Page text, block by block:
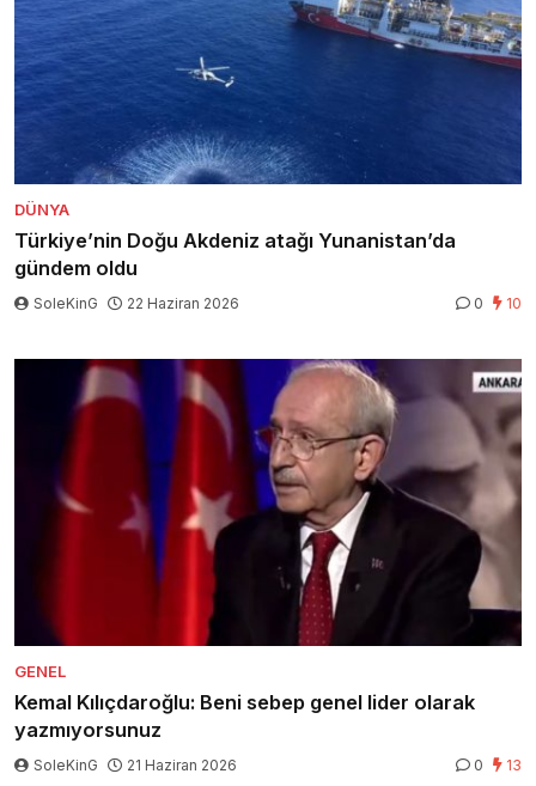
DÜNYA
Türkiye’nin Doğu Akdeniz atağı Yunanistan’da
gündem oldu
SoleKinG 22 Haziran 2026 0 10
GENEL
Kemal Kılıçdaroğlu: Beni sebep genel lider olarak
yazmıyorsunuz
SoleKinG 21 Haziran 2026 0 13